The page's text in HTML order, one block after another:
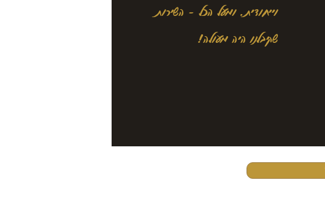
וייחודית. ומעל הכל - השירות
שקיבלנו היה מעולה!